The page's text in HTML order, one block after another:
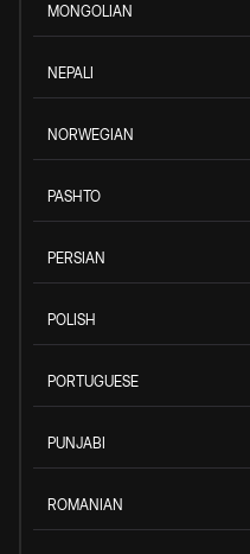
MONGOLIAN
NEPALI
NORWEGIAN
PASHTO
PERSIAN
POLISH
PORTUGUESE
PUNJABI
ROMANIAN